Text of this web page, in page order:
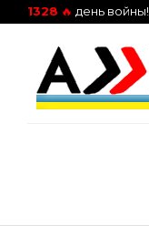
1328 🔥 день войны!